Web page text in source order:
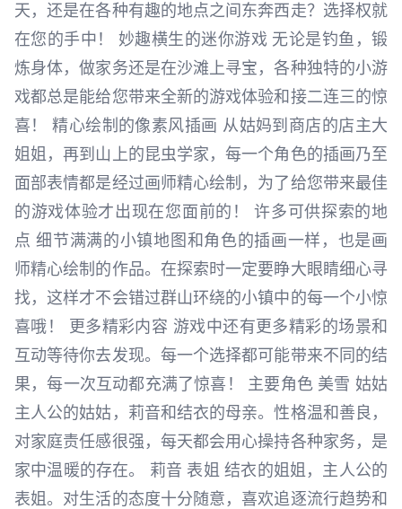
天，还是在各种有趣的地点之间东奔西走？选择权就
在您的手中！ 妙趣横生的迷你游戏 无论是钓鱼，锻
炼身体，做家务还是在沙滩上寻宝，各种独特的小游
戏都总是能给您带来全新的游戏体验和接二连三的惊
喜！ 精心绘制的像素风插画 从姑妈到商店的店主大
姐姐，再到山上的昆虫学家，每一个角色的插画乃至
面部表情都是经过画师精心绘制，为了给您带来最佳
的游戏体验才出现在您面前的！ 许多可供探索的地
点 细节满满的小镇地图和角色的插画一样，也是画
师精心绘制的作品。在探索时一定要睁大眼睛细心寻
找，这样才不会错过群山环绕的小镇中的每一个小惊
喜哦！ 更多精彩内容 游戏中还有更多精彩的场景和
互动等待你去发现。每一个选择都可能带来不同的结
果，每一次互动都充满了惊喜！ 主要角色 美雪 姑姑
主人公的姑姑，莉音和结衣的母亲。性格温和善良，
对家庭责任感很强，每天都会用心操持各种家务，是
家中温暖的存在。 莉音 表姐 结衣的姐姐，主人公的
表姐。对生活的态度十分随意，喜欢追逐流行趋势和